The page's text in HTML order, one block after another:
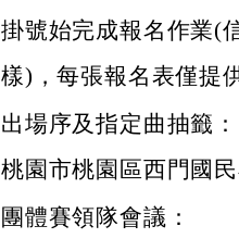
掛號始完成報名作業(
樣)，每張報名表僅提
出場序及指定曲抽籤
桃園市桃園區西門國民
團體賽領隊會議：